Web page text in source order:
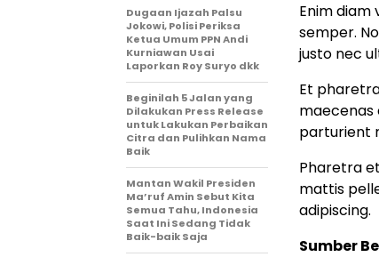
Enim diam
semper.
justo nec
Et
maecenas
parturient
Pharetra
mattis
adipiscing.
Sumber
Dugaan Ijazah Palsu
Jokowi, Polisi Periksa
Ketua Umum PPN Andi
Kurniawan Usai
Laporkan Roy Suryo dkk
Beginilah 5 Jalan yang
Dilakukan Press Release
untuk Lakukan Perbaikan
Citra dan Pulihkan Nama
Baik
Mantan Wakil Presiden
Ma’ruf Amin Sebut Kita
Semua Tahu, Indonesia
Saat Ini Sedang Tidak
Baik-baik Saja